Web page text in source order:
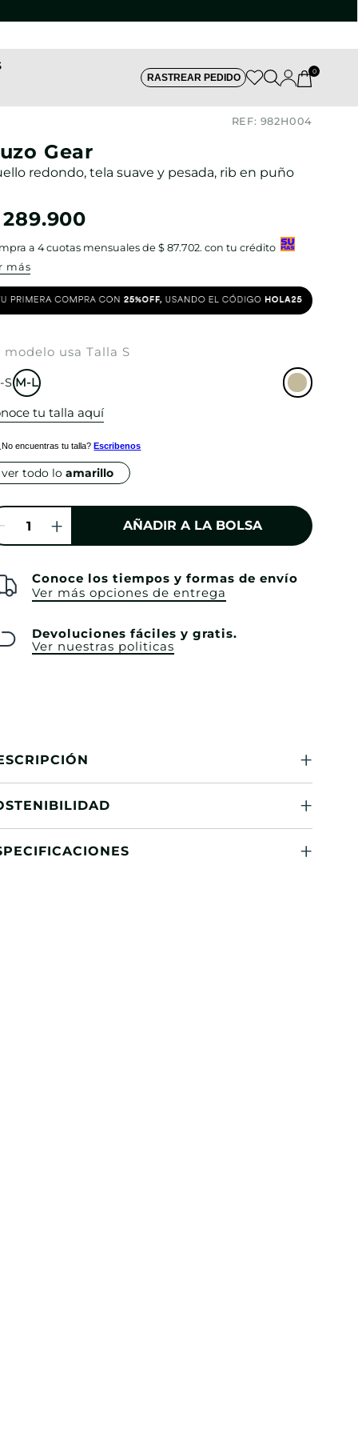
RASTREAR PEDIDO
0
REF: 982H004
Gear
redondo, tela suave y pesada, rib en puño
289.900
a 4cuotas mensuales de $ 87.702. con tu crédito
más
modelo usa Talla S
S M-L
tu talla aquí
encuentras tu talla?Escribenos
ver todo lo amarillo
AÑADIR A LA BOLSA
Conoce los tiempos y formas de envío
Ver más opciones de entrega
Devoluciones fáciles y gratis.
Ver nuestras politicas